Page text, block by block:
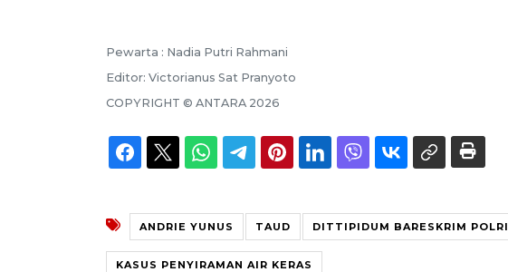
Pewarta : Nadia Putri Rahmani
Editor: Victorianus Sat Pranyoto
COPYRIGHT © ANTARA 2026
ANDRIE YUNUS TAUD DITTIPIDUM BARESKRIM POLRI
KASUS PENYIRAMAN AIR KERAS